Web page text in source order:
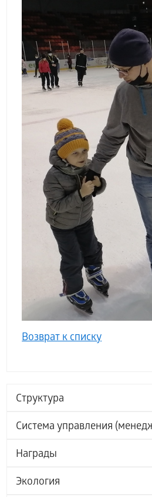
Структура
Система управления
Награды
Экология
Возврат к списку